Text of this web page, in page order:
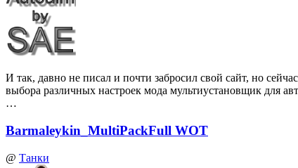
И так, давно не писал и почти забросил свой сайт, но
выбора различных настроек мода мультиустановщик для
…
Barmaleykin_MultiPackFull WOT
@ Танки